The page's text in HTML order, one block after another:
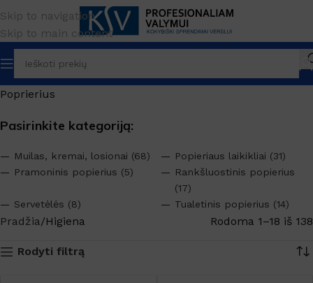
Skip to navigation
Skip to main content
Poprierius
Pasirinkite kategoriją:
Muilas, kremai, losionai (68)
Popieriaus laikikliai (31)
Pramoninis popierius (5)
Rankšluostinis popierius
(17)
Servetėlės (8)
Tualetinis popierius (14)
Pradžia Higiena Rodoma 1–18 iš 138
Rodyti filtrą